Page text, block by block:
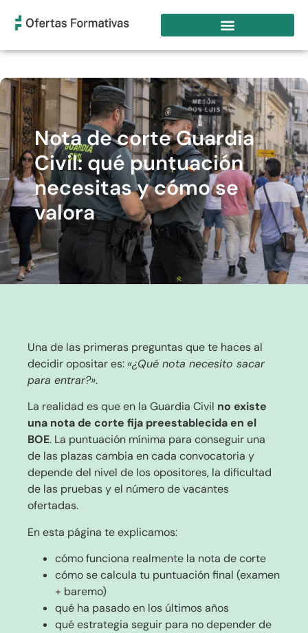
Nota de corte Guardia
Civil: qué puntuación
necesitas y cómo se
valora
Una de las primeras preguntas que te haces al
decidir opositar es: «¿Qué nota necesito sacar
para entrar?».
La realidad es que en la Guardia Civil no existe
una nota de corte fija preestablecida en el
BOE. La puntuación mínima para conseguir una
de las plazas cambia en cada convocatoria y
depende del nivel de los opositores, la dificultad
de las pruebas y el número de vacantes
ofertadas.
En esta página te explicamos:
cómo funciona realmente la nota de corte
cómo se calcula tu puntuación final (examen
+ baremo)
qué ha pasado en los últimos años
qué estrategia seguir para no depender de